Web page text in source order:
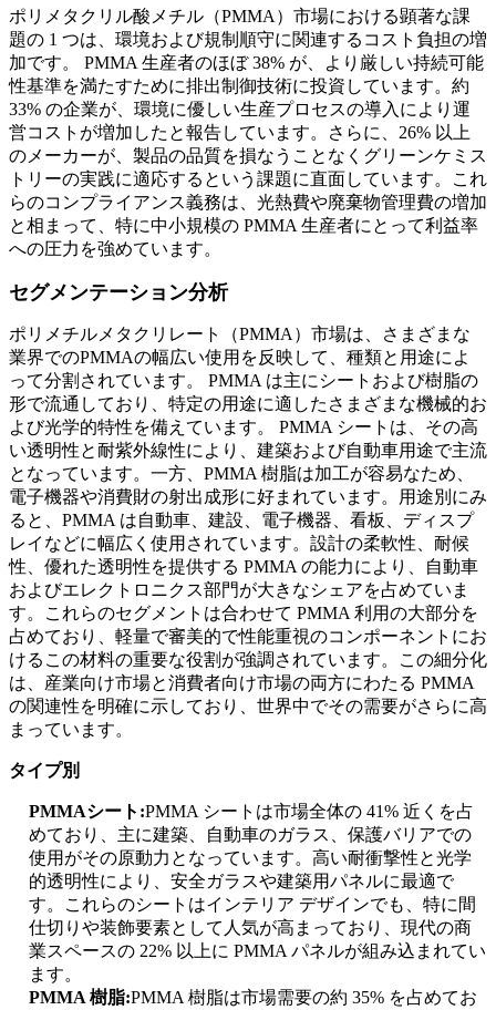
ポリメタクリル酸メチル（PMMA）市場における顕著な課
題の 1 つは、環境および規制順守に関連するコスト負担の増
加です。 PMMA 生産者のほぼ 38% が、より厳しい持続可能
性基準を満たすために排出制御技術に投資しています。約
33% の企業が、環境に優しい生産プロセスの導入により運
営コストが増加したと報告しています。さらに、26% 以上
のメーカーが、製品の品質を損なうことなくグリーンケミス
トリーの実践に適応するという課題に直面しています。これ
らのコンプライアンス義務は、光熱費や廃棄物管理費の増加
と相まって、特に中小規模の PMMA 生産者にとって利益率
への圧力を強めています。
セグメンテーション分析
ポリメチルメタクリレート（PMMA）市場は、さまざまな
業界でのPMMAの幅広い使用を反映して、種類と用途によ
って分割されています。 PMMA は主にシートおよび樹脂の
形で流通しており、特定の用途に適したさまざまな機械的お
よび光学的特性を備えています。 PMMA シートは、その高
い透明性と耐紫外線性により、建築および自動車用途で主流
となっています。一方、PMMA 樹脂は加工が容易なため、
電子機器や消費財の射出成形に好まれています。用途別にみ
ると、PMMA は自動車、建設、電子機器、看板、ディスプ
レイなどに幅広く使用されています。設計の柔軟性、耐候
性、優れた透明性を提供する PMMA の能力により、自動車
およびエレクトロニクス部門が大きなシェアを占めていま
す。これらのセグメントは合わせて PMMA 利用の大部分を
占めており、軽量で審美的で性能重視のコンポーネントにお
けるこの材料の重要な役割が強調されています。この細分化
は、産業向け市場と消費者向け市場の両方にわたる PMMA
の関連性を明確に示しており、世界中でその需要がさらに高
まっています。
タイプ別
PMMAシート:PMMA シートは市場全体の 41% 近くを占
めており、主に建築、自動車のガラス、保護バリアでの
使用がその原動力となっています。高い耐衝撃性と光学
的透明性により、安全ガラスや建築用パネルに最適で
す。これらのシートはインテリア デザインでも、特に間
仕切りや装飾要素として人気が高まっており、現代の商
業スペースの 22% 以上に PMMA パネルが組み込まれてい
ます。
PMMA 樹脂:PMMA 樹脂は市場需要の約 35% を占めてお